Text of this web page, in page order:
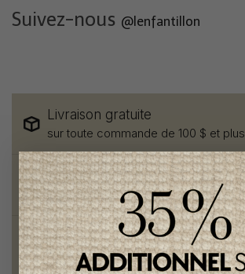
Suivez-nous @lenfantillon
Livraison gratuite
sur toute commande de 100 $ et plus
Vêtements chics et tendances
pour mamans et enfants
Style et élégance
qualité remarquable